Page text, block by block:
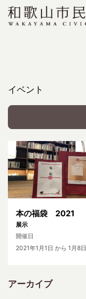
イベント
本の福袋 2021
展示
開催日
2021年1月1日 から 1月8日
アーカイブ